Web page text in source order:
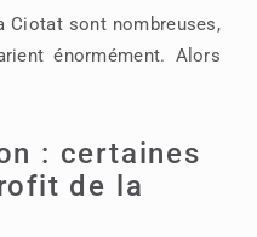
Ciotat sont nombreuses,
énormément. Alors
: certaines
de la